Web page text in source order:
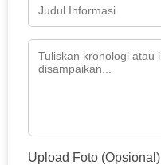
Upload Foto (Opsional)